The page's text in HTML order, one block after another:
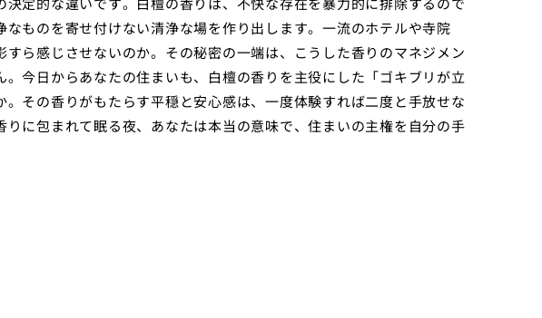
ものを寄せ付けない清浄な場を作り出します。一流のホテルや寺院
ら感じさせないのか。その秘密の一端は、こうした香りのマネジメン
。今日からあなたの住まいも、白檀の香りを主役にした「ゴキブリが立
その香りがもたらす平穏と安心感は、一度体験すれば二度と手放せな
に包まれて眠る夜、あなたは本当の意味で、住まいの主権を自分の手